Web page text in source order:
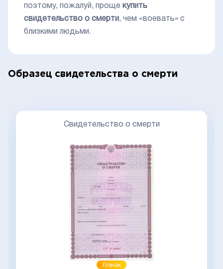
поэтому, пожалуй, проще купить
свидетельство о смерти , чем «воевать» с
близкими людьми.
Образец свидетельства о смерти
Свидетельство о смерти
Гознак